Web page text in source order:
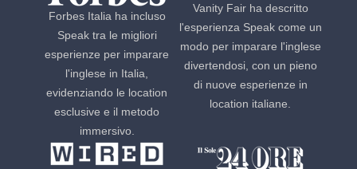
Forbes Italia ha incluso
Speak tra le migliori
esperienze per imparare
l'inglese in Italia,
evidenziando le location
esclusive e il metodo
immersivo.
Vanity Fair ha descritto
l'esperienza Speak come un
modo per imparare l'inglese
divertendosi, con un pieno
di nuove esperienze in
location italiane.